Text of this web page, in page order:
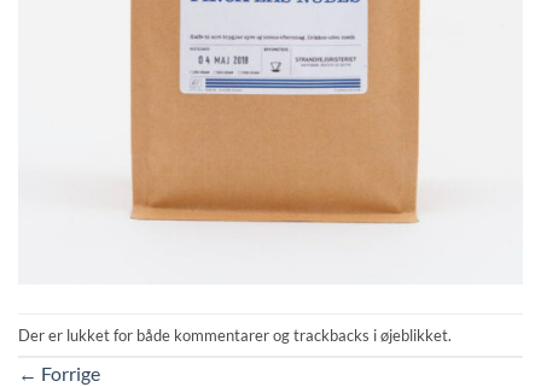
Der er lukket for både kommentarer og trackbacks i øjeblikket.
← Forrige